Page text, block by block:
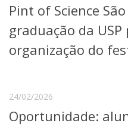
Pint of Science
graduação da
organização do
24/02/2026
Oportunidade: